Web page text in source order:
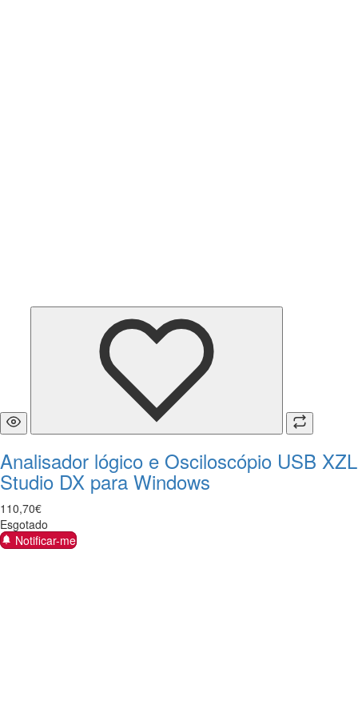
Analisador lógico e Osciloscópio USB XZL
Studio DX para Windows
110,70€
Esgotado
Notificar-me